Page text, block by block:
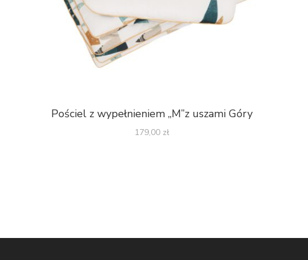
Pościel z wypełnieniem „M”z uszami Góry
179,00 zł